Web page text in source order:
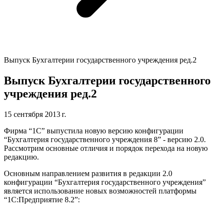
Выпуск Бухгалтерии государственного учреждения ред.2
Выпуск Бухгалтерии государственного
учреждения ред.2
15 сентября 2013 г.
Фирма “1С” выпустила новую версию конфигурации
“Бухгалтерия государственного учреждения 8” - версию 2.0.
Рассмотрим основные отличия и порядок перехода на новую
редакцию.
Основным направлением развития в редакции 2.0
конфигурации “Бухгалтерия государственного учреждения”
является использование новых возможностей платформы
“1С:Предприятие 8.2”: